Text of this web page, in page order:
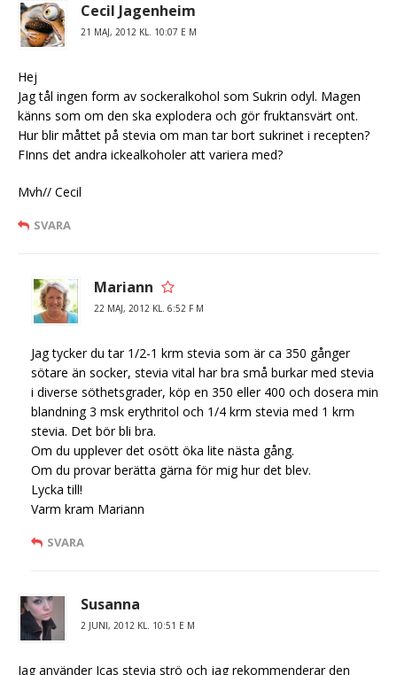
Cecil Jagenheim
21 MAJ, 2012 KL. 10:07 E M
Hej
Jag tål ingen form av sockeralkohol som Sukrin odyl. Magen
känns som om den ska explodera och gör fruktansvärt ont.
Hur blir måttet på stevia om man tar bort sukrinet i recepten?
FInns det andra ickealkoholer att variera med?
Mvh// Cecil
SVARA
Mariann
22 MAJ, 2012 KL. 6:52 F M
Jag tycker du tar 1/2-1 krm stevia som är ca 350 gånger
sötare än socker, stevia vital har bra små burkar med stevia
i diverse söthetsgrader, köp en 350 eller 400 och dosera min
blandning 3 msk erythritol och 1/4 krm stevia med 1 krm
stevia. Det bör bli bra.
Om du upplever det osött öka lite nästa gång.
Om du provar berätta gärna för mig hur det blev.
Lycka till!
Varm kram Mariann
SVARA
Susanna
2 JUNI, 2012 KL. 10:51 E M
Jag använder Icas stevia strö och jag rekommenderar den